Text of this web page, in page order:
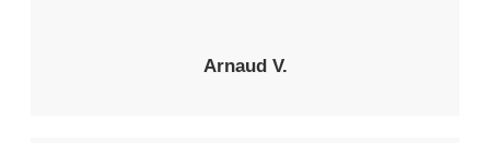
Arnaud V.